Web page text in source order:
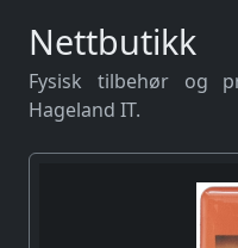
Nettbutikk
Fysisk tilbehør og
Hageland IT.